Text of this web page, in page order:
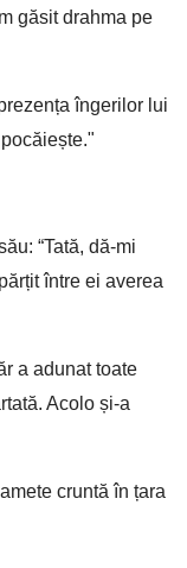
găsit drahma pe
îngerilor lui
“Tată, dă-mi
între ei averea
a adunat toate
Acolo și-a
cruntă în țara